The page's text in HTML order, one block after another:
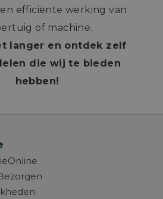
efficiënte werking van
of machine.
langer en ontdek zelf
die wij te bieden
hebben!